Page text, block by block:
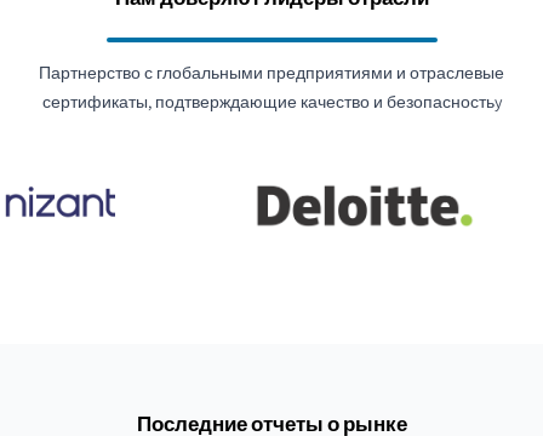
персонализированной медицине и совместные бизнес-
стратегии между фармацевтическими компаниями и
производителями медицинских устройств продолжают
стимулировать инновации во всех подкатегориях
Партнерство с глобальными предприятиями и отраслевые
сертификаты, подтверждающие качество и безопасностьy
Последние отчеты о рынке